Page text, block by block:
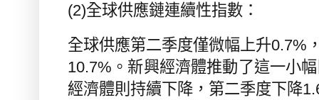
(2)全球供應鏈連續性指數：
全球供應第二季度僅微幅上升0.7%
10.7% 。新興經濟體推動了這一小
經濟體則持續下降，第二季度下降